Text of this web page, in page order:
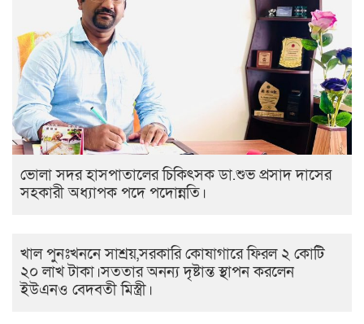
ভোলা সদর হাসপাতালের চিকিৎসক ডা.শুভ প্রসাদ দাসের
সহকারী অধ্যাপক পদে পদোন্নতি।
খাল পুনঃখননে সাশ্রয়,সরকারি কোষাগারে ফিরল ২ কোটি
২০ লাখ টাকা।সততার অনন্য দৃষ্টান্ত স্থাপন করলেন
ইউএনও বেদবতী মিস্ত্রী।